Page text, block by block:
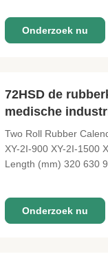
Onderzoek nu
72HSD de
medische
Two Roll Rubber
XY-2I-900 XY-2I-1500
Length (mm) 320 630
Onderzoek nu